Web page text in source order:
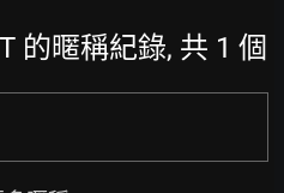
的暱稱紀錄, 共 1 個